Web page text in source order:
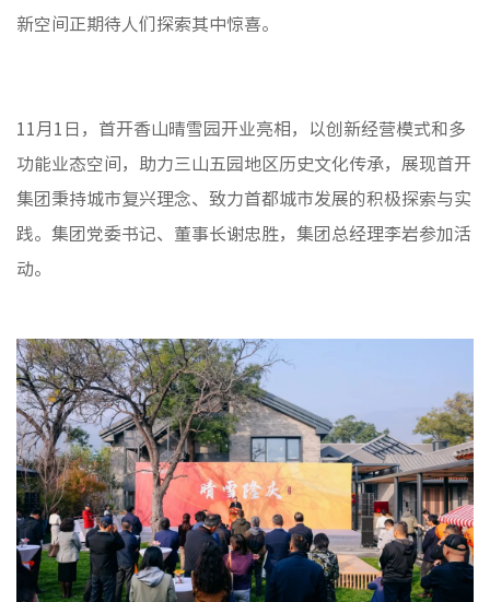
房地产
新空间正期待人们探索其中惊喜。
11月1日，首开香山晴雪园开业亮相，以创新经营模式和多
功能业态空间，助力三山五园地区历史文化传承，展现首开
集团秉持城市复兴理念、致力首都城市发展的积极探索与实
践。集团党委书记、董事长谢忠胜，集团总经理李岩参加活
动。